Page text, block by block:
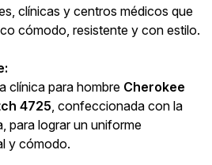
clínicas y centros médicos que
cómodo, resistente y con estilo.
clínica para hombre Cherokee
4725 , confeccionada con la
para lograr un uniforme
y cómodo.